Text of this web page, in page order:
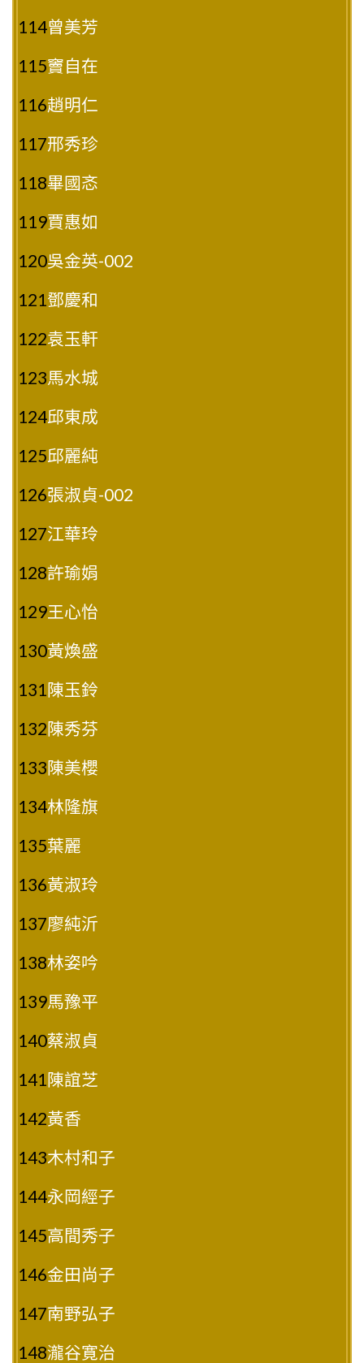
114曾美芳
115竇自在
116趙明仁
117邢秀珍
118畢國忞
119賈惠如
120吳金英-002
121 鄧慶和
122袁玉軒
123馬水城
124邱東成
125邱麗純
126張淑貞-002
127江華玲
128許瑜娟
129王心怡
130黃煥盛
131 陳玉鈴
132陳秀芬
133陳美櫻
134林隆旗
135葉麗
136黃淑玲
137廖純沂
138林姿吟
139馬豫平
140蔡淑貞
141 陳誼芝
142黃香
143木村和子
144永岡經子
145高間秀子
146金田尚子
147南野弘子
148瀧谷寛治